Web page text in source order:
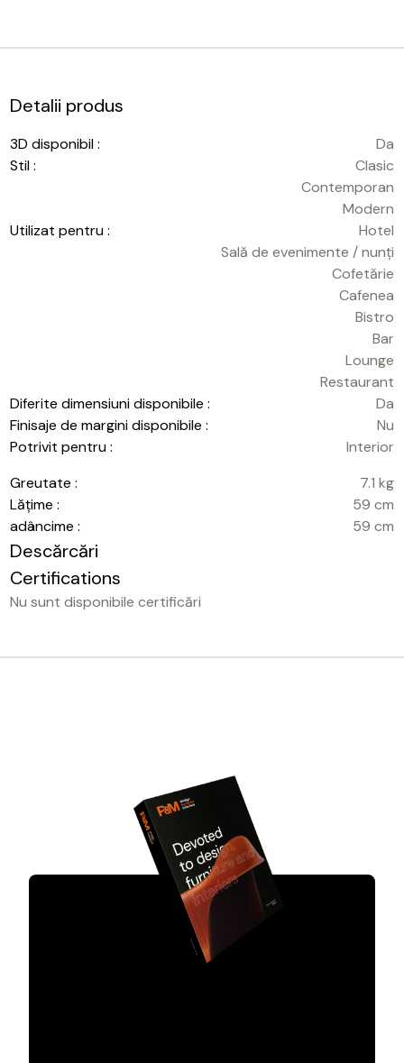
Detalii produs
3D disponibil :
Da
Stil :
Clasic
Contemporan
Modern
Utilizat pentru :
Hotel
Sală de evenimente / nunți
Cofetărie
Cafenea
Bistro
Bar
Lounge
Restaurant
Diferite dimensiuni disponibile :
Da
Finisaje de margini disponibile :
Nu
Potrivit pentru :
Interior
Greutate :
7.1 kg
Lățime :
59 cm
adâncime :
59 cm
Descărcări
Certifications
Nu sunt disponibile certificări